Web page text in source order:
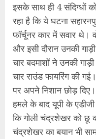
इसके साथ ही 4 संदिग्धों
रहा है कि ये घटना
फॉर्चूनर कार में सवार थे।
और इसी दौरान उनकी
चार बदमाशों ने उनकी
चार राउंड फायरिंग की
पर अपने निशान छोड़
हमले के बाद यूपी के
कि गोली चंद्रशेखर को छू
चंद्रशेखर का बयान भी